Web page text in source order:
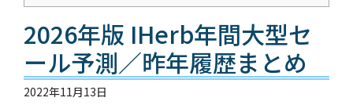
2026年版 IHerb年間大型セ
ール予測／昨年履歴まとめ
2022年11月13日